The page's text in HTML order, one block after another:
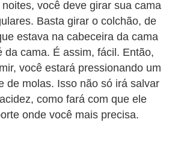
você deve girar sua cama
Basta girar o colchão, de
estava na cabeceira da cama
da cama. É assim, fácil. Então,
você estará pressionando um
de molas. Isso não só irá salvar
como fará com que ele
onde você mais precisa.